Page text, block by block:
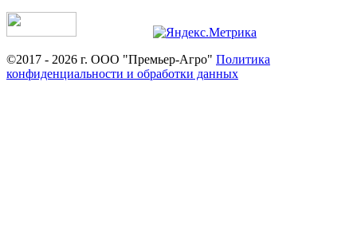
©2017 - 2026 г. ООО "Премьер-Агро" Политика
конфиденциальности и обработки данных